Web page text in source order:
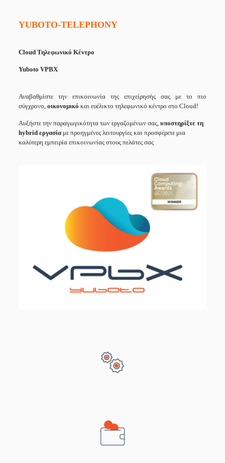
YUBOTO-TELEPHONY
Cloud Τηλεφωνικό Κέντρο
Yuboto VPBX
Αναβαθμίστε την επικοινωνία της επιχείρησής σας με το πιο
σύγχρονο, οικονομικό και ευέλικτο τηλεφωνικό κέντρο στο Cloud!
Αυξήστε την παραγωγικότητα των εργαζομένων σας, υποστηρίξτε τη
hybridεργασία με προηγμένες λειτουργίες και προσφέρετε μια
καλύτερη εμπειρία επικοινωνίας στους πελάτες σας